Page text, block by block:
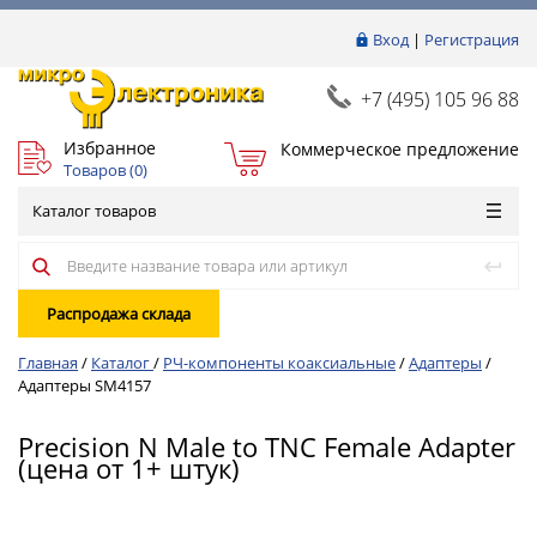
Вход| Регистрация
+7 (495) 105 96 88
Избранное
Товаров (0)
Коммерческое предложение
Каталог товаров
Распродажа склада
Главная / Каталог/ РЧ-компоненты коаксиальные/Адаптеры /
Адаптеры SM4157
Precision N Male to TNC Female Adapter
(цена от 1+ штук)